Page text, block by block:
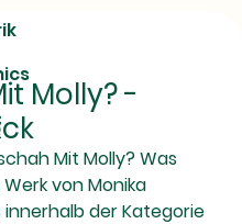
Molly? -
Mit Molly? Was
von Monika
innerhalb der Kategorie